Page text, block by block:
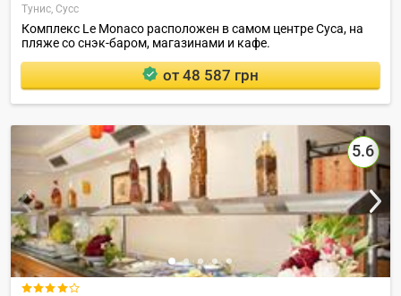
Тунис, Сусс
Комплекс Le Monaco расположен в самом центре Суса, на
пляже со снэк-баром, магазинами и кафе.
от 48 587 грн
5.6
